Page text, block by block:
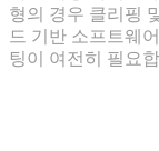
형의 경우 클리핑
드 기반 소프트웨
팅이 여전히 필요